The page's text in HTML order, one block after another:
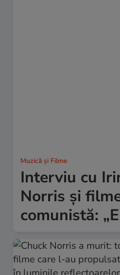
Muzică și Filme
Interviu cu
Norris și
comunistă: